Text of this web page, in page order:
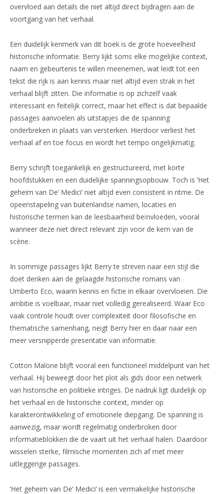
overvloed aan details die niet altijd direct bijdragen aan de
voortgang van het verhaal.
Een duidelijk kenmerk van dit boek is de grote hoeveelheid
historische informatie. Berry lijkt soms elke mogelijke context,
naam en gebeurtenis te willen meenemen, wat leidt tot een
tekst die rijk is aan kennis maar niet altijd even strak in het
verhaal blijft zitten. Die informatie is op zichzelf vaak
interessant en feitelijk correct, maar het effect is dat bepaalde
passages aanvoelen als uitstapjes die de spanning
onderbreken in plaats van versterken. Hierdoor verliest het
verhaal af en toe focus en wordt het tempo ongelijkmatig.
Berry schrijft toegankelijk en gestructureerd, met korte
hoofdstukken en een duidelijke spanningsopbouw. Toch is ‘Het
geheim van De’ Medici’ niet altijd even consistent in ritme. De
opeenstapeling van buitenlandse namen, locaties en
historische termen kan de leesbaarheid beïnvloeden, vooral
wanneer deze niet direct relevant zijn voor de kern van de
scène.
In sommige passages lijkt Berry te streven naar een stijl die
doet denken aan de gelaagde historische romans van
Umberto Eco, waarin kennis en fictie in elkaar overvloeien. Die
ambitie is voelbaar, maar niet volledig gerealiseerd. Waar Eco
vaak controle houdt over complexiteit door filosofische en
thematische samenhang, neigt Berry hier en daar naar een
meer versnipperde presentatie van informatie.
Cotton Malone blijft vooral een functioneel middelpunt van het
verhaal. Hij beweegt door het plot als gids door een netwerk
van historische en politieke intriges. De nadruk ligt duidelijk op
het verhaal en de historische context, minder op
karakterontwikkeling of emotionele diepgang. De spanning is
aanwezig, maar wordt regelmatig onderbroken door
informatieblokken die de vaart uit het verhaal halen. Daardoor
wisselen sterke, filmische momenten zich af met meer
uitleggerige passages.
‘Het geheim van De’ Medici’ is een vermakelijke historische